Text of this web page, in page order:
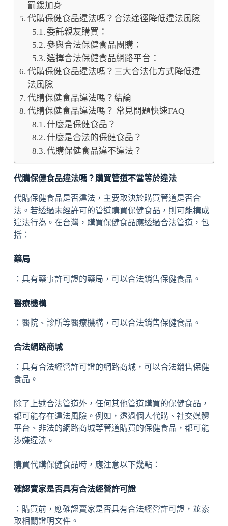
罰鍰加身
代購保健食品違法嗎？合法途徑降低違法風險
委託親友購買：
參與合法保健食品團購：
選擇合法保健食品網路平台：
代購保健食品違法嗎？三大合法化方式降低違
法風險
代購保健食品違法嗎？結論
代購保健食品違法嗎？ 常見問題快速FAQ
什麼是保健食品？
什麼是合法的保健食品？
代購保健食品違不違法？
代購保健食品違法嗎？購買管道不當等於違法
代購保健食品是否違法，主要取決於購買管道是否合
法。若透過未經許可的管道購買保健食品，則可能構成
違法行為。在台灣，購買保健食品應透過合法管道，包
括：
藥局
：具有藥事許可證的藥局，可以合法銷售保健食品。
醫療機構
：醫院、診所等醫療機構，可以合法銷售保健食品。
合法網路商城
：具有合法經營許可證的網路商城，可以合法銷售保健
食品。
除了上述合法管道外，任何其他管道購買的保健食品，
都可能存在違法風險。例如，透過個人代購、社交媒體
平台、非法的網路商城等管道購買的保健食品，都可能
涉嫌違法。
購買代購保健食品時，應注意以下幾點：
確認賣家是否具有合法經營許可證
：購買前，應確認賣家是否具有合法經營許可證，並索
取相關證明文件。